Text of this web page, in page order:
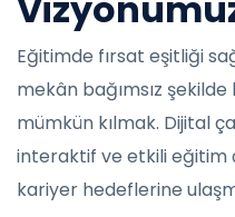
Eğitimde fırsat eşitliği
mekân bağımsız
mümkün kılmak. Dijital
interaktif ve etkili eğitim
kariyer hedeflerine